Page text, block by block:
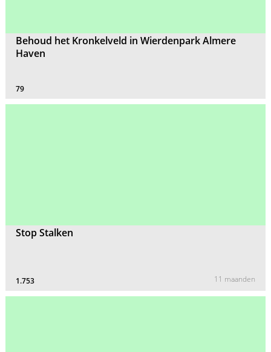
Behoud het Kronkelveld in Wierdenpark Almere
Haven
79
Stop Stalken
1.753 11 maanden